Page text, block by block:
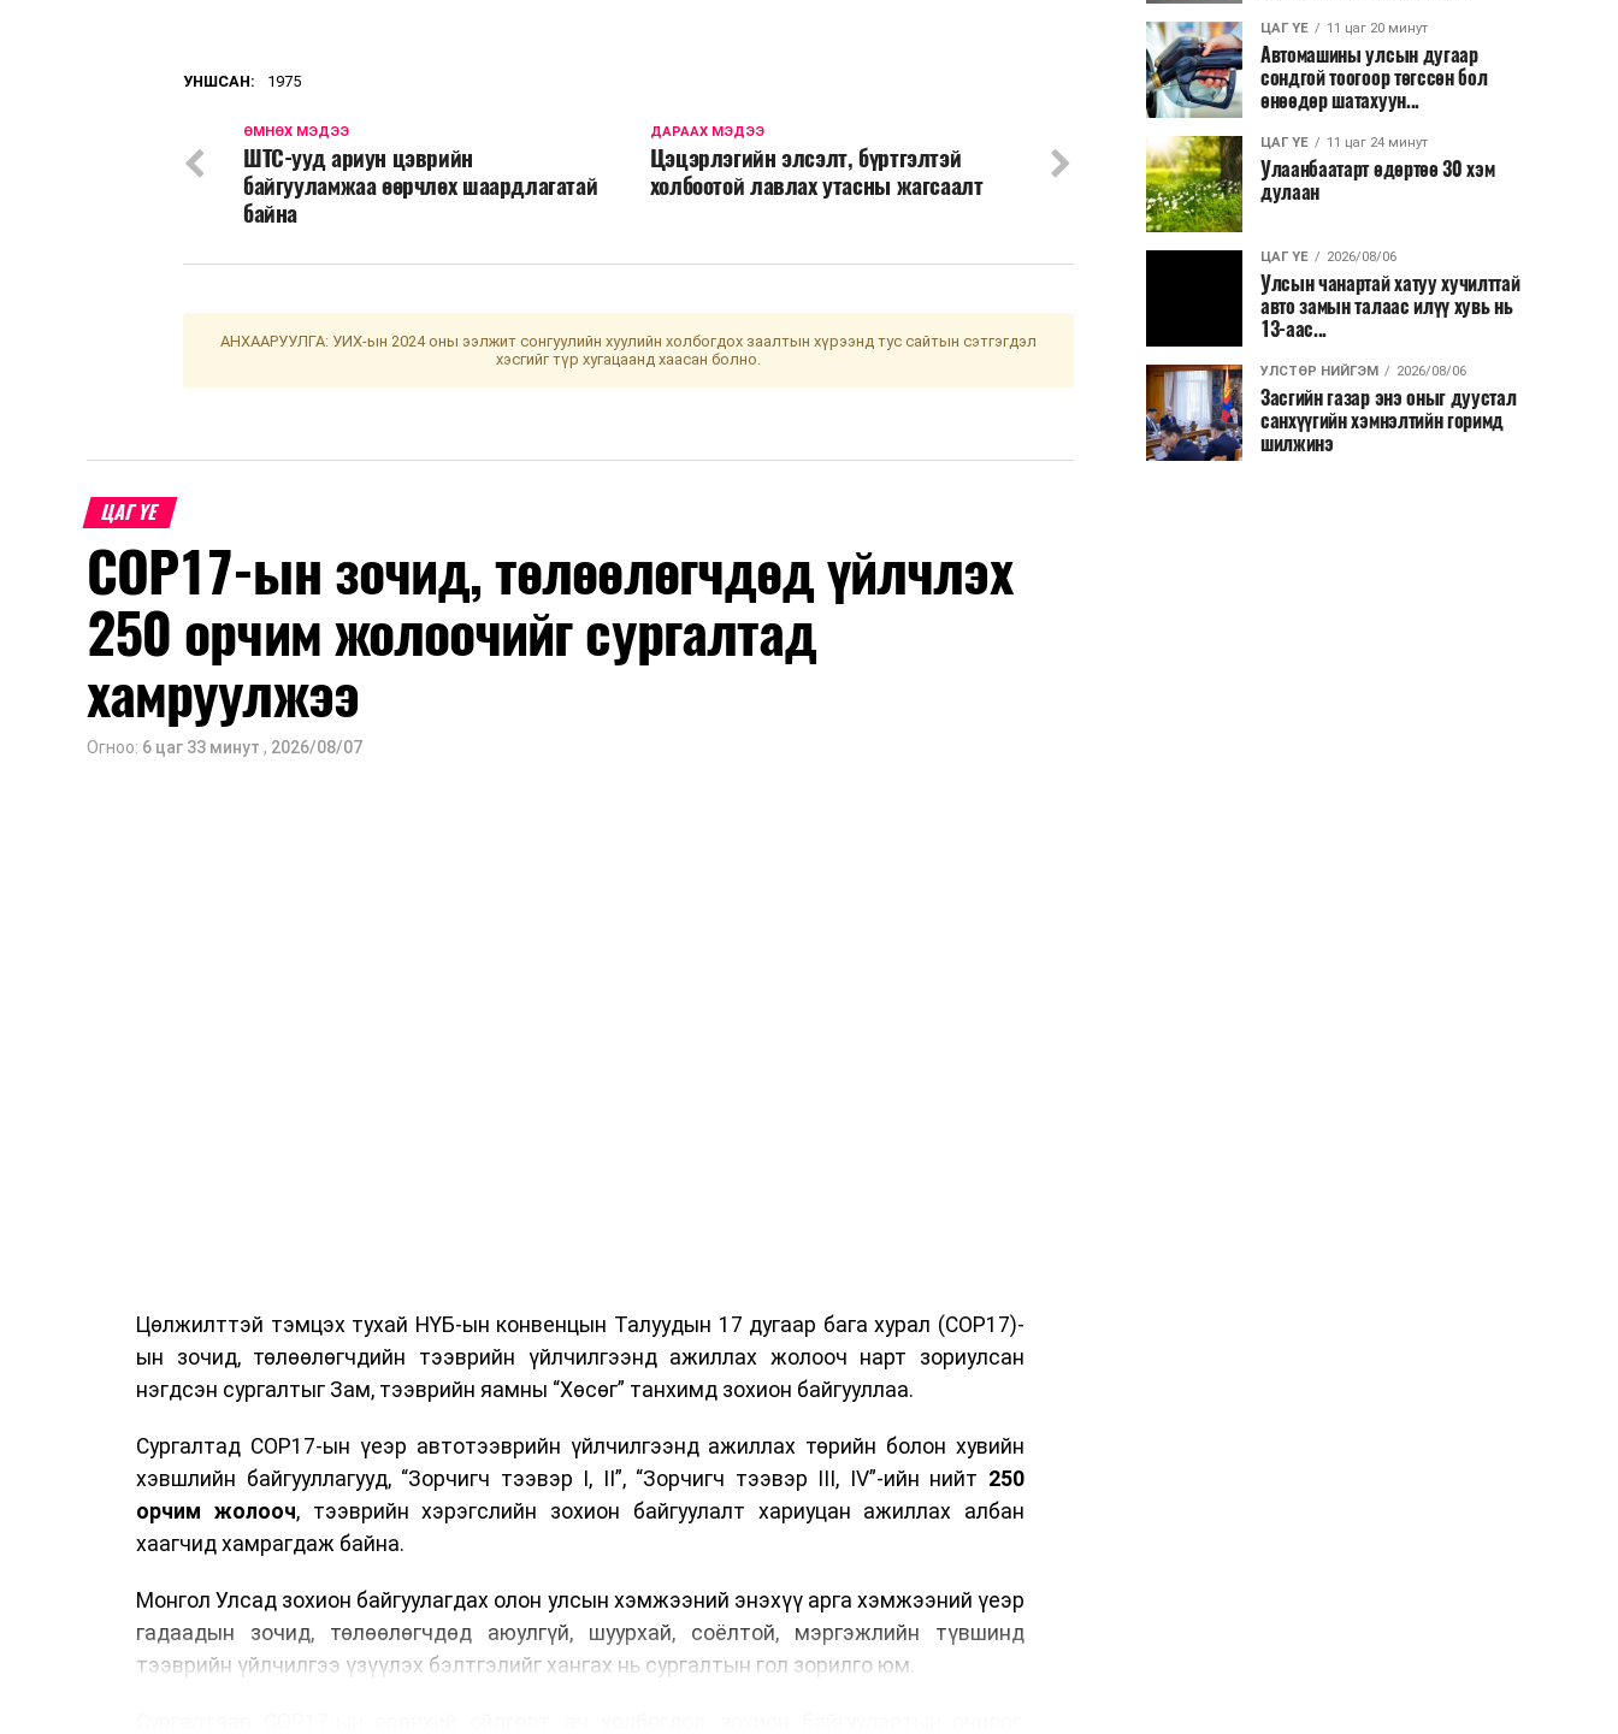
УНШСАН: 1975
ДАРААХ МЭДЭЭ
Цэцэрлэгийн элсэлт, бүртгэлтэй
холбоотой лавлах утасны жагсаалт
ӨМНӨХ МЭДЭЭ
ШТС-ууд ариун цэврийн
байгууламжаа өөрчлөх шаардлагатай
байна
АНХААРУУЛГА: УИХ-ын 2024 оны ээлжит сонгуулийн хуулийн холбогдох заалтын хүрээнд тус сайтын сэтгэгдэл
хэсгийг түр хугацаанд хаасан болно.
ЦАГ ҮЕ
COP17-ын зочид, төлөөлөгчдөд үйлчлэх
250 орчим жолоочийг сургалтад
хамруулжээ
Огноо: 6 цаг 33 минут , 2026/08/07
Цөлжилттэй тэмцэх тухай НҮБ-ын конвенцын Талуудын 17 дугаар бага хурал (COP17)-
ын зочид, төлөөлөгчдийн тээврийн үйлчилгээнд ажиллах жолооч нарт зориулсан
нэгдсэн сургалтыг Зам, тээврийн яамны “Хөсөг” танхимд зохион байгууллаа.
Сургалтад COP17-ын үеэр автотээврийн үйлчилгээнд ажиллах төрийн болон хувийн
хэвшлийн байгууллагууд, “Зорчигч тээвэр I, II”, “Зорчигч тээвэр III, IV”-ийн нийт 250
орчим жолооч, тээврийн хэрэгслийн зохион байгуулалт хариуцан ажиллах албан
хаагчид хамрагдаж байна.
Монгол Улсад зохион байгуулагдах олон улсын хэмжээний энэхүү арга хэмжээний үеэр
гадаадын зочид, төлөөлөгчдөд аюулгүй, шуурхай, соёлтой, мэргэжлийн түвшинд
тээврийн үйлчилгээ үзүүлэх бэлтгэлийг хангах нь сургалтын гол зорилго юм.
ЦАГ ҮЕ 11 цаг 20 минут
Автомашины улсын дугаар
сондгой тоогоор төгссөн бол
өнөөдөр шатахуун...
ЦАГ ҮЕ 11 цаг 24 минут
Улаанбаатарт өдөртөө 30 хэм
дулаан
ЦАГ ҮЕ 2026/08/06
Улсын чанартай хатуу хучилттай
авто замын талаас илүү хувь нь
13-аас...
УЛСТӨР НИЙГЭМ 2026/08/06
Засгийн газар энэ оныг дуустал
санхүүгийн хэмнэлтийн горимд
шилжинэ